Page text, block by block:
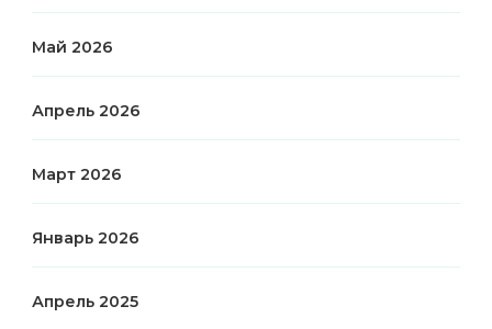
Май 2026
Апрель 2026
Март 2026
Январь 2026
Апрель 2025